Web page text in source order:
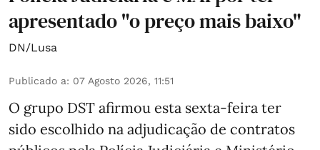
apresentado "o preço mais baixo"
DN/Lusa
Publicado a: 07 Agosto 2026, 11:51
O grupo DST afirmou esta sexta-feira ter
sido escolhido na adjudicação de contratos